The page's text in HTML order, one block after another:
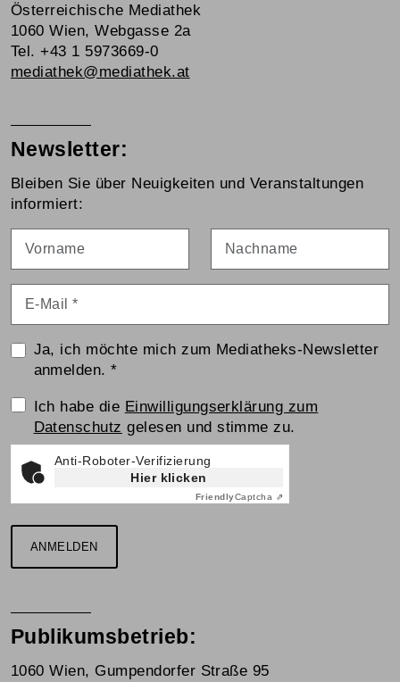
Österreichische Mediathek
1060 Wien, Webgasse 2a
Tel. +43 1 5973669-0
mediathek@mediathek.at
Newsletter:
Bleiben Sie über Neuigkeiten und Veranstaltungen
informiert:
Ja, ich möchte mich zum Mediatheks-Newsletter
anmelden.*
Einwilligungserklärung
Ich habe die Einwilligungserklärung zum
Datenschutz gelesen und stimme zu.
Anti-Roboter-Verifizierung
Hier klicken
FriendlyCaptcha ⇗
ANMELDEN
Publikumsbetrieb:
1060 Wien, Gumpendorfer Straße 95